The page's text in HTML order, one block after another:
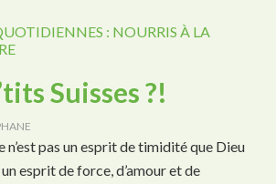
: NOURRIS À LA
Suisses ?!
pas un esprit de timidité que Dieu
esprit de force, d’amour et de